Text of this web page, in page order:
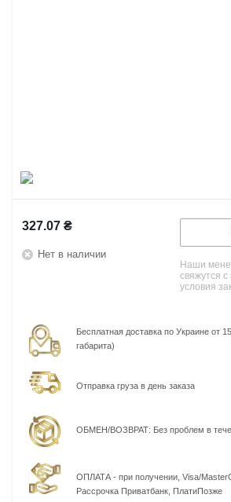
327.07 ₴
Нет в наличии
Наши
свяжутся с
условия
Бесплатная доставка по Украине от
габарита)
Отправка груза в день заказа
ОБМЕН/ВОЗВРАТ: Без проблем в
ОПЛАТА - при получении, Visa/
Рассрочка Приватбанк, ПлатиПозже